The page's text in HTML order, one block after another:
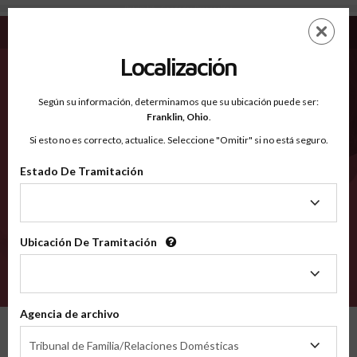
Patrick VA - Condados Reconocidos
EN
Condados Reconocidos
2600
Localización
Según su información, determinamos que su ubicación puede ser:
Franklin, Ohio.
Si esto no es correcto, actualice. Seleccione "Omitir" si no está seguro.
Estado De Tramitación
Tramitación
Ubicación De Tramitación
Tramitación
Agencia de archivo
Tribunal de Familia/Relaciones Domésticas
de